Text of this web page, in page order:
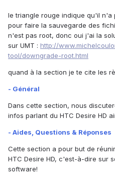
le triangle rouge indique qu'il
pour faire la sauvegarde des
n'est pas root, donc oui j'ai la
sur UMT : http://
tool/downgrade-root.html
quand à la section je te cite les
- Général
Dans cette section, nous
infos parlant du HTC Desire HD
- Aides, Questions & Réponses
Cette section a pour but de
HTC Desire HD, c'est-à-dire sur
software!